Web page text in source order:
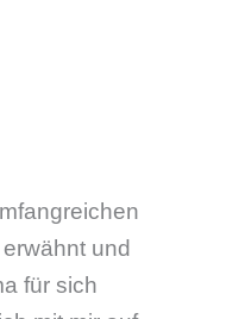
erwähnt und
für sich